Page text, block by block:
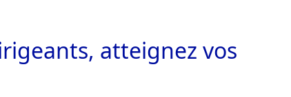
atteignez vos